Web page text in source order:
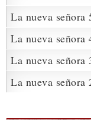
La nueva señora
La nueva señora
La nueva señora
La nueva señora